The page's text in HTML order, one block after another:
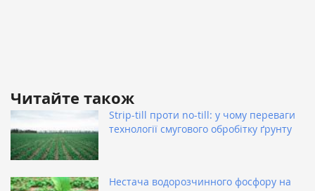
Читайте також
Strip-till проти no-till: у чому переваги
технології смугового обробітку ґрунту
Нестача водорозчинного фосфору на